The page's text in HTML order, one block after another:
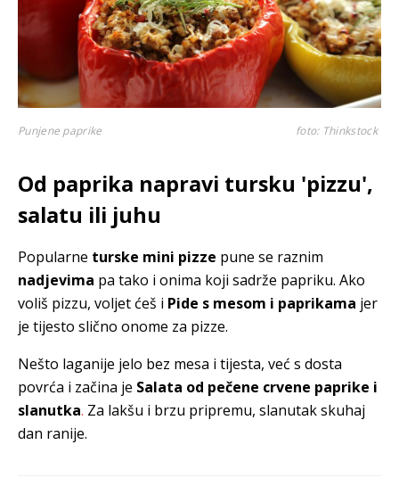
Punjene paprike foto: Thinkstock
Od paprika napravi tursku 'pizzu',
salatu ili juhu
Popularne turske mini pizze pune se raznim
nadjevima pa tako i onima koji sadrže papriku. Ako
voliš pizzu, voljet ćeš i Pide s mesom i paprikama jer
je tijesto slično onome za pizze.
Nešto laganije jelo bez mesa i tijesta, već s dosta
povrća i začina je Salata od pečene crvene paprike i
slanutka. Za lakšu i brzu pripremu, slanutak skuhaj
dan ranije.